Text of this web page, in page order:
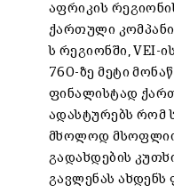
აფრიკის
ქართული
ს რეგიონში, VEI-
760-ზე მეტი
ფინალისტად
ადასტურებს რომ
მხოლოდ
გადახდების
გავლენას ახდენს